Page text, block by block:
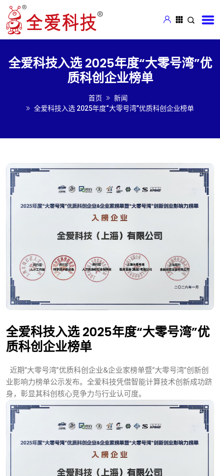
全爱科技入选 2025年度“大零号湾”优
质科创企业榜单
首页
新闻
全爱科技入选 2025年度“大零号湾”优质科创企业榜单
全爱科技入选 2025年度“大零号湾”优
质科创企业榜单
近期“大零号湾”优质科创企业&企业家榜单暨“大零号湾”创新创
业影响力榜单公示发布。全爱科技凭借智能计算技术创新成功跻
身，彰显其科创核心竞争力与行业认可度。